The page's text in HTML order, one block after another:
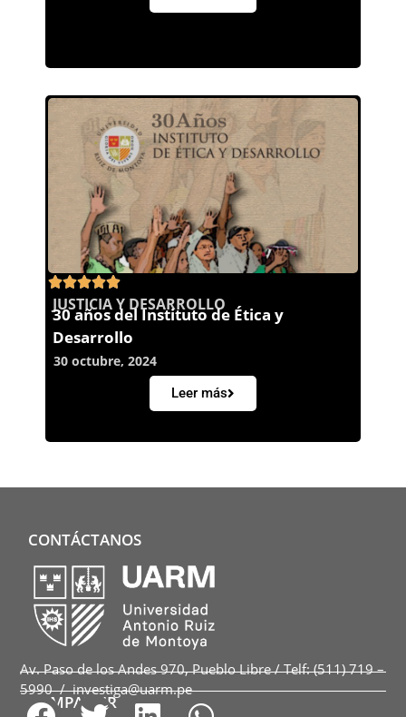
JUSTICIA Y DESARROLLO
30 años del Instituto de Ética y
Desarrollo
30 octubre, 2024
Leer más
CONTÁCTANOS
Av. Paso de los Andes 970, Pueblo Libre / Telf: (511) 719 –
5990 / investiga@uarm.pe
COMPARTIR